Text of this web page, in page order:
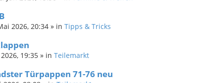
2026, 20:34 » in Tipps & Tricks
19:35 » in Teilemarkt
Türpappen 71-76 neu